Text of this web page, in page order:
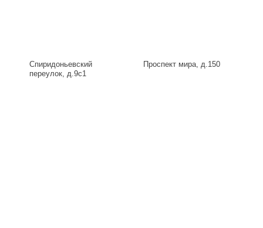
Спиридоньевский
переулок, д.9с1
Проспект мира, д.150